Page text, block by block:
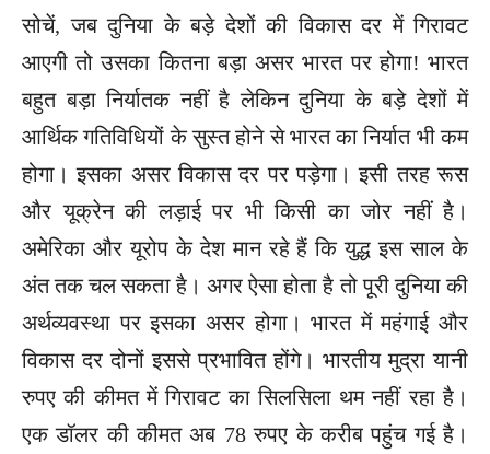
सोचें, जब दुनिया के बड़े देशों की विकास दर में गिरावट
आएगी तो उसका कितना बड़ा असर भारत पर होगा! भारत
बहुत बड़ा निर्यातक नहीं है लेकिन दुनिया के बड़े देशों में
आर्थिक गतिविधियों के सुस्त होने से भारत का निर्यात भी कम
होगा। इसका असर विकास दर पर पड़ेगा। इसी तरह रूस
और यूक्रेन की लड़ाई पर भी किसी का जोर नहीं है।
अमेरिका और यूरोप के देश मान रहे हैं कि युद्ध इस साल के
अंत तक चल सकता है। अगर ऐसा होता है तो पूरी दुनिया की
अर्थव्यवस्था पर इसका असर होगा। भारत में महंगाई और
विकास दर दोनों इससे प्रभावित होंगे। भारतीय मुद्रा यानी
रुपए की कीमत में गिरावट का सिलसिला थम नहीं रहा है।
एक डॉलर की कीमत अब 78 रुपए के करीब पहुंच गई है।